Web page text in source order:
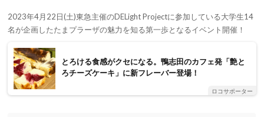
2023年4月22日(土)東急主催のDELight Projectに参加している大学生14
名が企画したたまプラーザの魅力を知る第一歩となるイベント開催！
とろける食感がクセになる。鴨志田のカフェ発「艶と
ろチーズケーキ」に新フレーバー登場！
ロコサポーター